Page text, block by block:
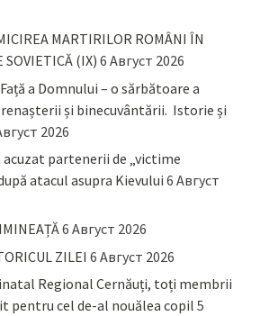
MARTIRILOR ROMÂNI ÎN
SOVIETICĂ (IX) 6 Август 2026
a Domnului – o sărbătoare a
și binecuvântării. Istorie și
2026
acuzat partenerii de „victime
atacul asupra Kievului 6 Август
6 Август 2026
ZILEI 6 Август 2026
Regional Cernăuți, toți membrii
pentru cel de-al nouălea copil 5